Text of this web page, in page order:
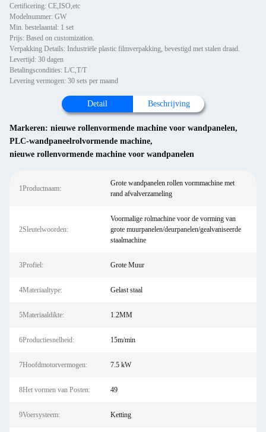
Certificering: CE,ISO,etc
Modelnummer: GW
Min. bestelaantal: 1 set
Prijs: Based on customization.
Verpakking Details: Industriële plastic filmverpakking, bevestigd met stalen draad.
Levertijd: 30 dagen
Betalingscondities: L/C,T/T
Levering vermogen: 30 sets per maand
Detail Beschrijving
Markeren: nieuwe rollenvormende machine voor wandpanelen,
PLC-wandpaneelrolvormende machine,
nieuwe rollenvormende machine voor wandpanelen
1Productnaam:
Grote wandpanelen rollen vormmachine met
rand afvalverzameling
2Sleutelwoorden:
Voormalige rolmachine voor de vorming van
grote muurpanelen/deurpanelen/gealvaniseerde
staalmachine
3Profiel: Grote Muur
4Materiaaltype: Gelast staal
5Materiaaldikte: 1.2MM
6Productiesnelheid: 15m/min
7Hoofdmotorvermogen: 7.5 kW
8Het vormen van Posten: 49
9Voersysteem: Ketting